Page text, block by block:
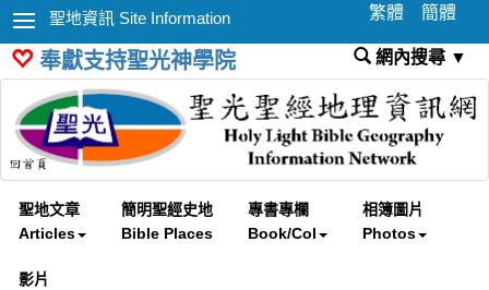
聖地資訊 Site Information 繁體 簡體
奉獻支持聖光神學院 網內搜尋 ▼
聖地文章
Articles
簡明聖經史地
Bible Places
專書專欄
Book/Col
相簿圖片
Photos
影片